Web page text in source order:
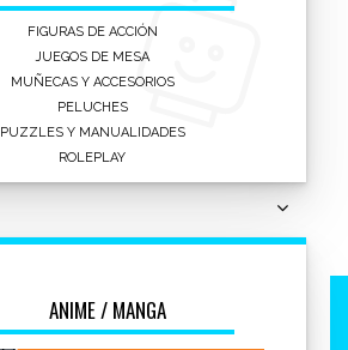
FIGURAS DE ACCIÓN
JUEGOS DE MESA
MUÑECAS Y ACCESORIOS
PELUCHES
PUZZLES Y MANUALIDADES
ROLEPLAY
ANIME / MANGA
AÑADIR A CESTA